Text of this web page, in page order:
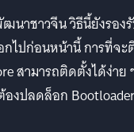
นาชาวจีน วิธีนี้ยังรอง
ไปก่อนหน้านี้ การที่จ
สามารถติดตั้งได้ง่าย
องปลดล็อก Bootloader